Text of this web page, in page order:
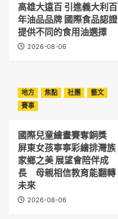
高雄大遠百 引進義大利百
年油品品牌 國際食品認證
提供不同的食用油選擇
2026-08-06
地方 焦點 社團
藝文
賽事
國際兒童繪畫賽奪銅獎
屏東女孩寧寧彩繪排灣族
家鄉之美 展望會陪伴成
長 母親相信教育能翻轉
未來
2026-08-06